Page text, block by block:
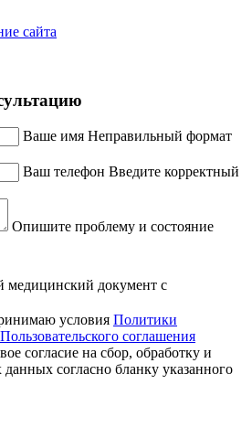
сайта
Ваше имя Неправильный формат
Ваш телефон Введите корректный
Опишите проблему и состояние
медицинский документ с
условия Политики
Пользовательского соглашения
согласие на сбор, обработку и
согласно бланку указанного